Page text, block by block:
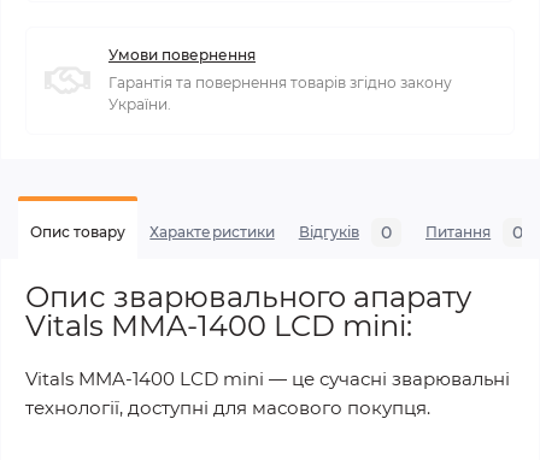
Умови повернення
Гарантія та повернення товарів згідно закону
України.
Опис товару Характеристики Відгуків 0 Питання 0
Опис зварювального апарату
Vitals MMA-1400 LCD mini:
Vitals MMA-1400 LCD mini — це сучасні зварювальні
технології, доступні для масового покупця.